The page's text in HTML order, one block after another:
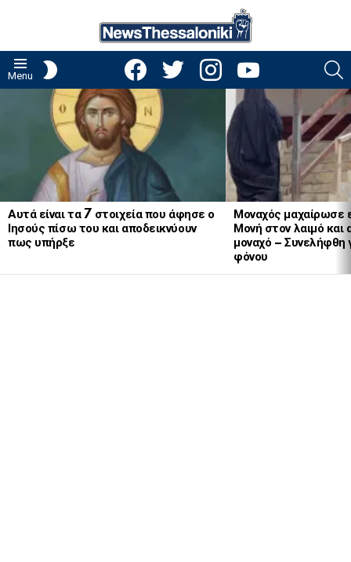
Menu
facebooktwitter instagramyoutube
Αυτά είναι τα 7 στοιχεία που άφησε ο
Ιησούς πίσω του και αποδεικνύουν
πως υπήρξε
Μοναχός μαχαίρωσε
Μονή στον λαιμό και
μοναχό – Συνελήφθη
φόνου